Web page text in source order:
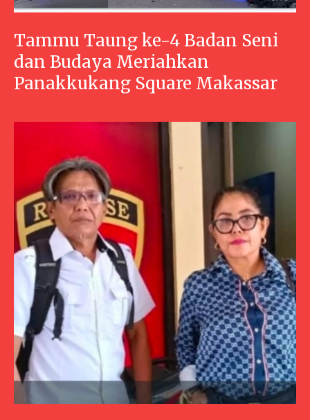
Tammu Taung ke-4 Badan Seni
dan Budaya Meriahkan
Panakkukang Square Makassar